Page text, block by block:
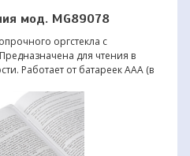
мод. MG89078
оргстекла с
для чтения в
Работает от батареек ААА (в